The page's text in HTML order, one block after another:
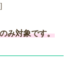
み対象です。